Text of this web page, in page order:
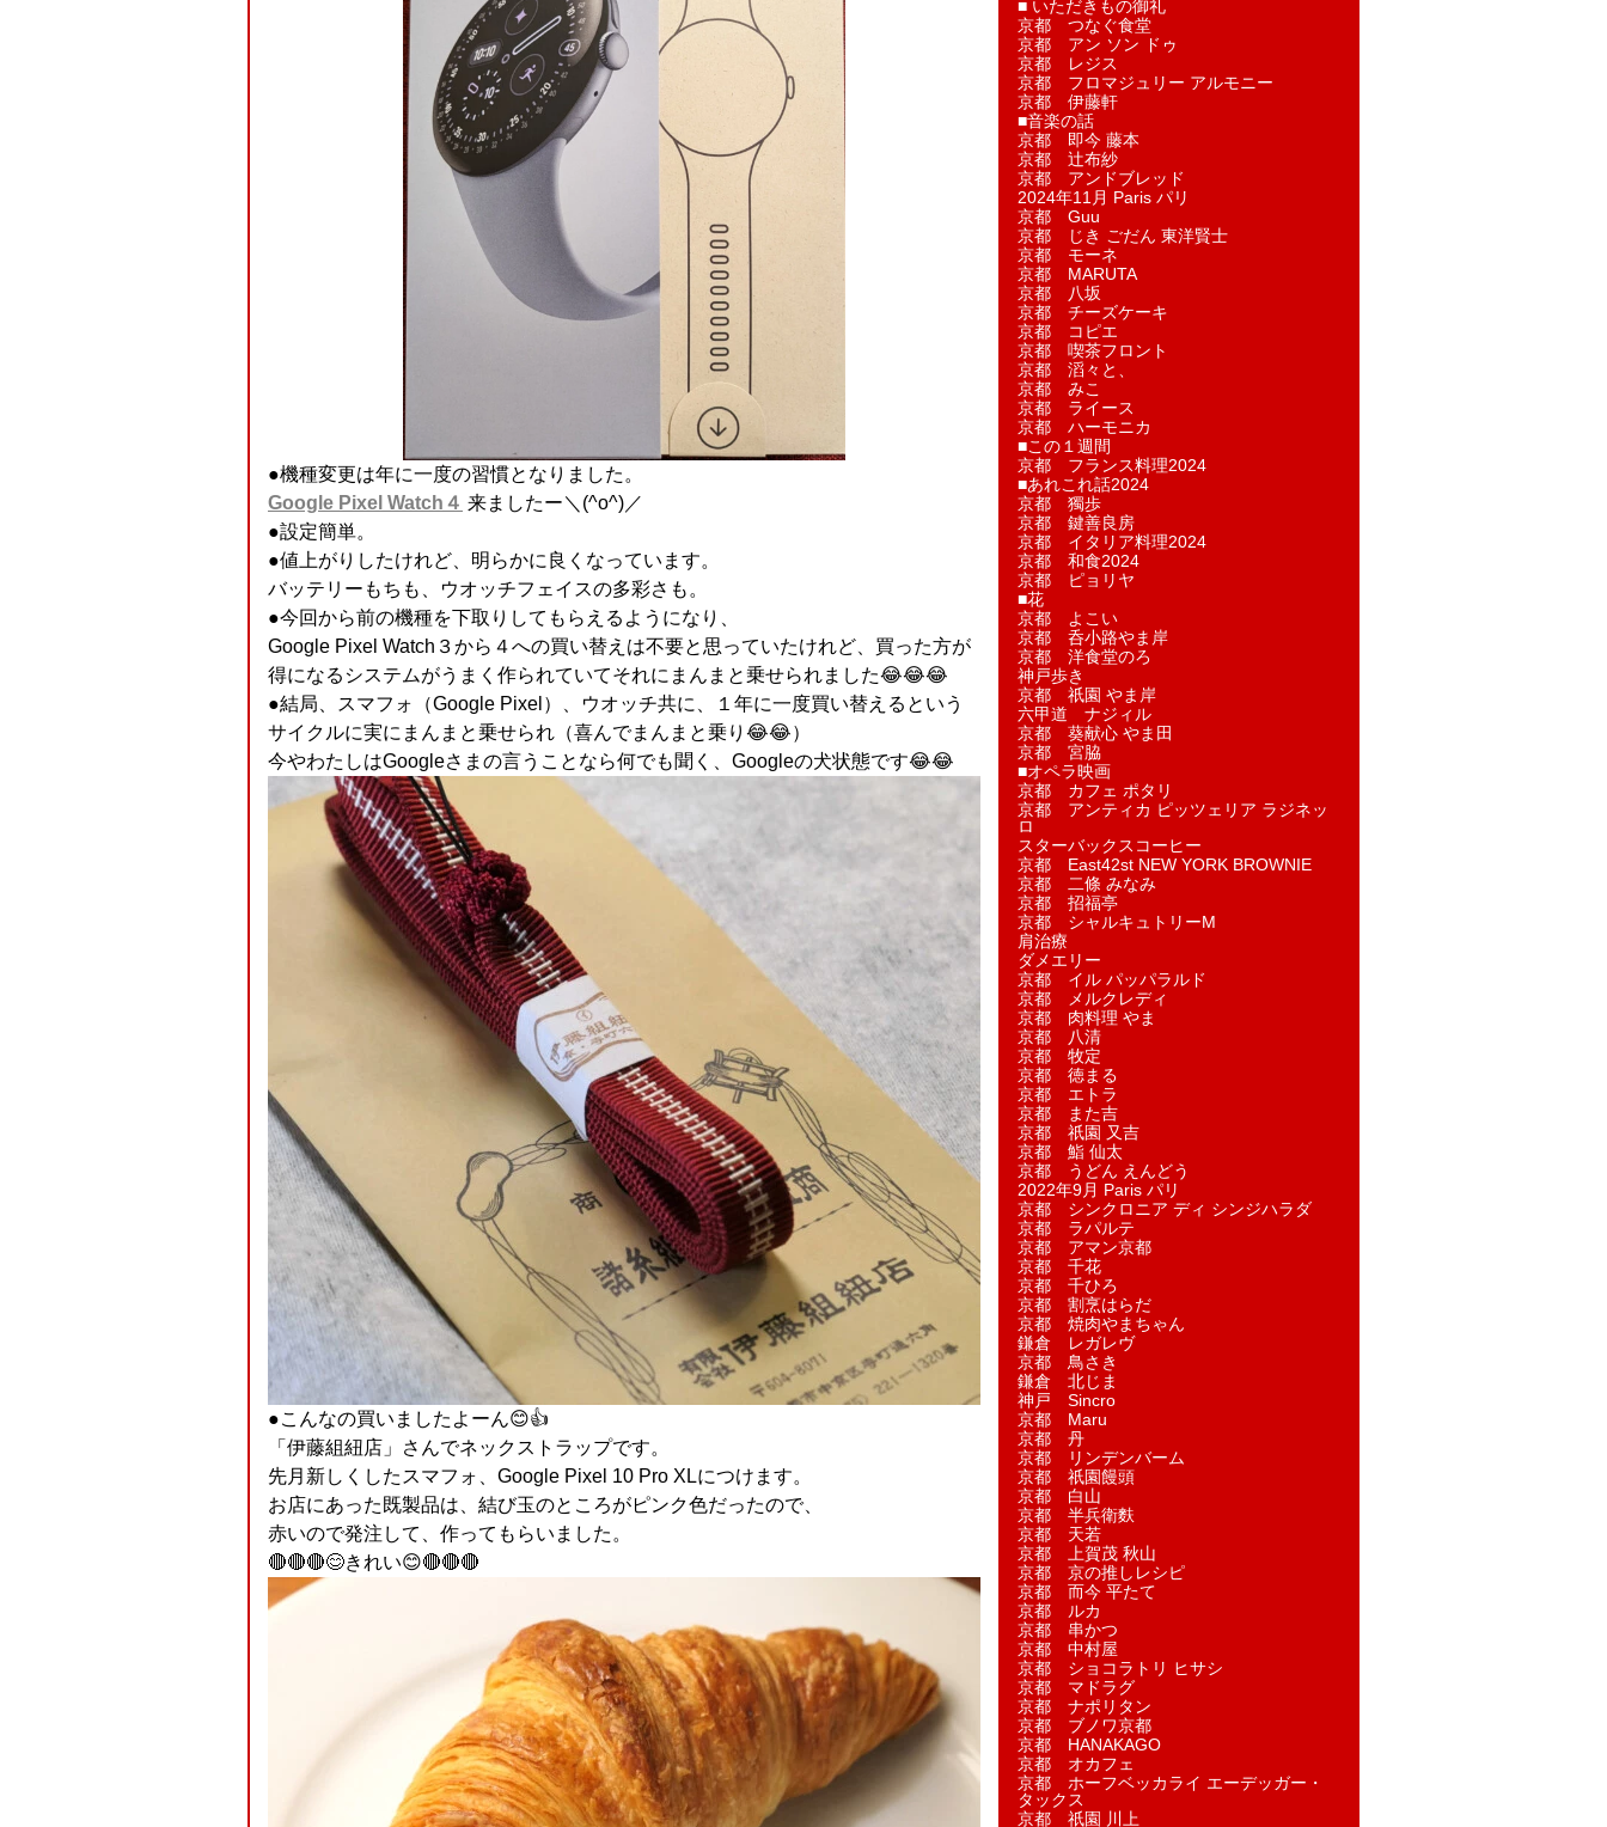
●機種変更は年に一度の習慣となりました。
Google Pixel Watch４ 来ましたー＼(^o^)／
●設定簡単。
●値上がりしたけれど、明らかに良くなっています。
バッテリーもちも、ウオッチフェイスの多彩さも。
●今回から前の機種を下取りしてもらえるようになり、
Google Pixel Watch３から４への買い替えは不要と思っていたけれど、買った方が
得になるシステムがうまく作られていてそれにまんまと乗せられました😂😂😂
●結局、スマフォ（Google Pixel）、ウオッチ共に、１年に一度買い替えるという
サイクルに実にまんまと乗せられ（喜んでまんまと乗り😂😂）
今やわたしはGoogleさまの言うことなら何でも聞く、Googleの犬状態です😂😂
●こんなの買いましたよーん😊👍️
「伊藤組紐店」さんでネックストラップです。
先月新しくしたスマフォ、Google Pixel 10 Pro XLにつけます。
お店にあった既製品は、結び玉のところがピンク色だったので、
赤いので発注して、作ってもらいました。
🔴🔴🔴😊きれい😊🔴🔴🔴
■ いただきもの御礼
京都 つなぐ食堂
京都 アン ソン ドゥ
京都 レジス
京都 フロマジュリー アルモニー
京都 伊藤軒
■音楽の話
京都 即今 藤本
京都 辻布紗
京都 アンドブレッド
2024年11月 Paris パリ
京都 Guu
京都 じき ごだん 東洋賢士
京都 モーネ
京都 MARUTA
京都 八坂
京都 チーズケーキ
京都 コピエ
京都 喫茶フロント
京都 滔々と、
京都 みこ
京都 ライース
京都 ハーモニカ
■この１週間
京都 フランス料理2024
■あれこれ話2024
京都 獨歩
京都 鍵善良房
京都 イタリア料理2024
京都 和食2024
京都 ピョリヤ
■花
京都 よこい
京都 呑小路やま岸
京都 洋食堂のろ
神戸歩き
京都 祇園 やま岸
六甲道 ナジィル
京都 葵献心 やま田
京都 宮脇
■オペラ映画
京都 カフェ ポタリ
京都 アンティカ ピッツェリア ラジネッ
ロ
スターバックスコーヒー
京都 East42st NEW YORK BROWNIE
京都 二條 みなみ
京都 招福亭
京都 シャルキュトリーM
肩治療
ダメエリー
京都 イル パッパラルド
京都 メルクレディ
京都 肉料理 やま
京都 八清
京都 牧定
京都 徳まる
京都 エトラ
京都 また吉
京都 祇園 又吉
京都 鮨 仙太
京都 うどん えんどう
2022年9月 Paris パリ
京都 シンクロニア ディ シンジハラダ
京都 ラパルテ
京都 アマン京都
京都 千花
京都 千ひろ
京都 割烹はらだ
京都 焼肉やまちゃん
鎌倉 レガレヴ
京都 鳥さき
鎌倉 北じま
神戸 Sincro
京都 Maru
京都 丹
京都 リンデンバーム
京都 祇園饅頭
京都 白山
京都 半兵衛麩
京都 天若
京都 上賀茂 秋山
京都 京の推しレシピ
京都 而今 平たて
京都 ルカ
京都 串かつ
京都 中村屋
京都 ショコラトリ ヒサシ
京都 マドラグ
京都 ナポリタン
京都 ブノワ京都
京都 HANAKAGO
京都 オカフェ
京都 ホーフベッカライ エーデッガー・
タックス
京都 祇園 川上